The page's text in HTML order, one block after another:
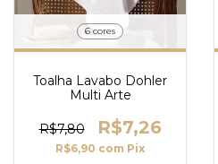
6 cores
Toalha Lavabo Dohler
Multi Arte
R$7,80 R$7,26
R$6,90 com Pix